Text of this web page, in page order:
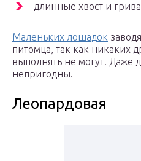
длинные хвост и
Маленьких лошадок
питомца, так как никаких
выполнять не могут. Даже
непригодны.
Леопардовая